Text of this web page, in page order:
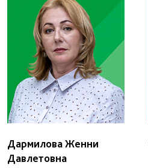
Дармилова Женни
Давлетовна